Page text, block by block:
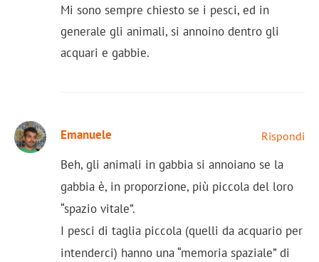
Mi sono sempre chiesto se i pesci, ed in
generale gli animali, si annoino dentro gli
acquari e gabbie.
Emanuele Rispondi
Beh, gli animali in gabbia si annoiano se la
gabbia è, in proporzione, più piccola del loro
“spazio vitale”.
I pesci di taglia piccola (quelli da acquario per
intenderci) hanno una “memoria spaziale” di